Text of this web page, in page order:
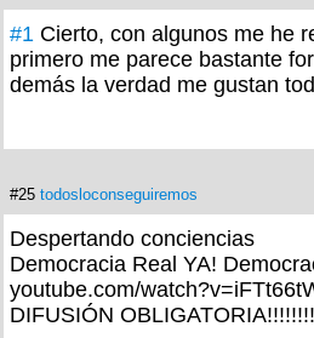
#1 Cierto, con algunos me he
primero me parece bastante
demás la verdad me gustan
#25 todosloconseguiremos
Despertando conciencias
Democracia Real YA!
youtube.com/
DIFUSIÓN